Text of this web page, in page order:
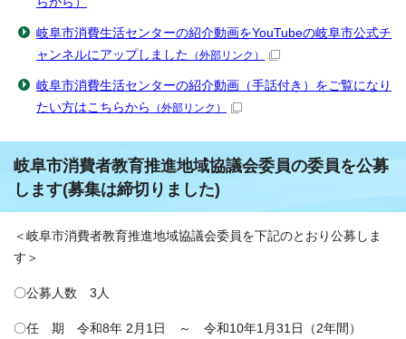
岐阜市消費生活センターの紹介動画をYouTubeの岐阜市公式チ
ャンネルにアップしました （外部リンク）
岐阜市消費生活センターの紹介動画（手話付き）をご覧になり
たい方はこちらから
（外部リンク）
岐阜市消費者教育推進地域協議会委員の委員を公募
します(募集は締切りました)
＜岐阜市消費者教育推進地域協議会委員を下記のとおり公募しま
す＞
〇公募人数 3人
〇任 期 令和8年 2月1日 ～ 令和10年1月31日（2年間）